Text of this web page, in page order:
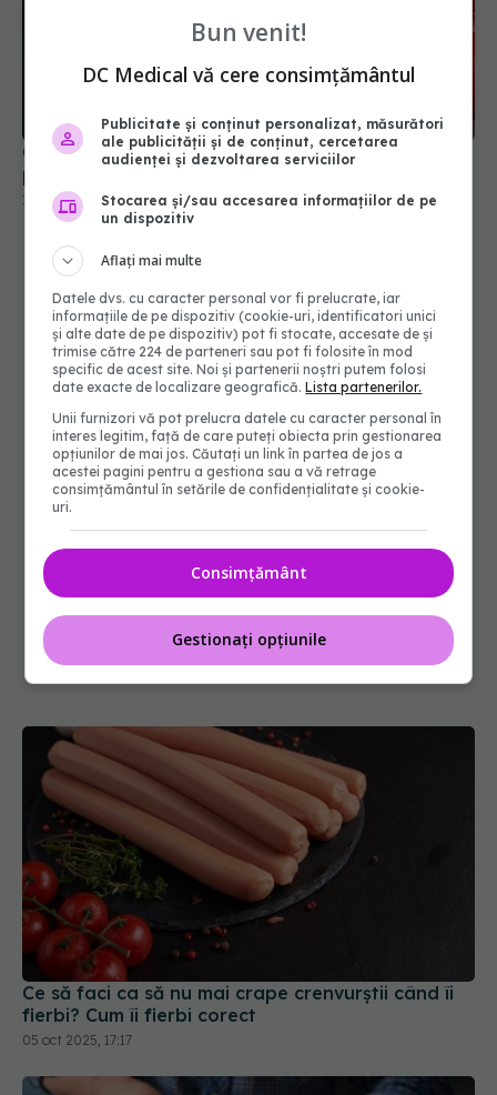
Cum se taie corect ceapa, potrivit unui bucătar
profesionist
18 mar 2026, 19:58
Ce să faci ca să nu mai crape crenvurștii când îi
fierbi? Cum îi fierbi corect
05 oct 2025, 17:17
Bun venit!
DC Medical vă cere consimțământul
Publicitate și conținut personalizat, măsurători
ale publicității și de conținut, cercetarea
audienței și dezvoltarea serviciilor
Stocarea și/sau accesarea informațiilor de pe
un dispozitiv
Aflați mai multe
Datele dvs. cu caracter personal vor fi prelucrate, iar
informațiile de pe dispozitiv (cookie-uri, identificatori unici
și alte date de pe dispozitiv) pot fi stocate, accesate de și
trimise către 224 de parteneri sau pot fi folosite în mod
specific de acest site. Noi și partenerii noștri putem folosi
date exacte de localizare geografică.Lista partenerilor.
Unii furnizori vă pot prelucra datele cu caracter personal în
interes legitim, față de care puteți obiecta prin gestionarea
opțiunilor de mai jos. Căutați un link în partea de jos a
acestei pagini pentru a gestiona sau a vă retrage
consimțământul în setările de confidențialitate și cookie-
uri.
Consimțământ
Gestionați opțiunile